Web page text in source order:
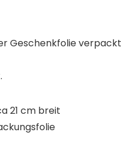
Geschenkfolie verpackt
21 cm breit